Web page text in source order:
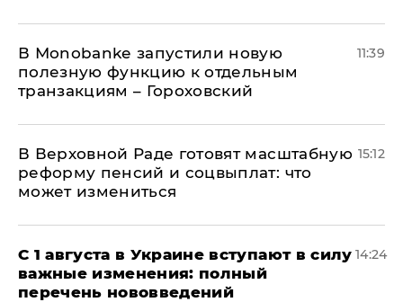
В Мonobankе запустили новую
полезную функцию к отдельным
транзакциям – Гороховский
11:39
В Верховной Раде готовят масштабную
реформу пенсий и соцвыплат: что
может измениться
15:12
С 1 августа в Украине вступают в силу
важные изменения: полный
перечень нововведений
14:24